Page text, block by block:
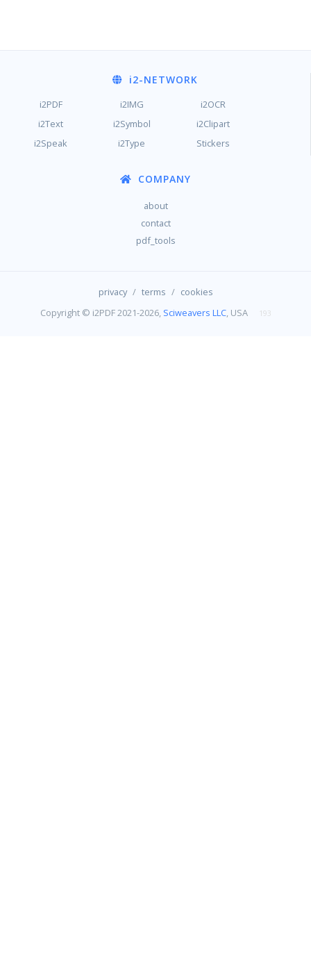
i2-NETWORK
i2PDF i2IMG
i2OCR
i2Text
i2Symbol
i2Clipart
i2Speak
i2Type Stickers
COMPANY
about
contact
pdf_tools
privacy / terms / cookies
Copyright © i2PDF 2021-2026, Sciweavers LLC, USA 193